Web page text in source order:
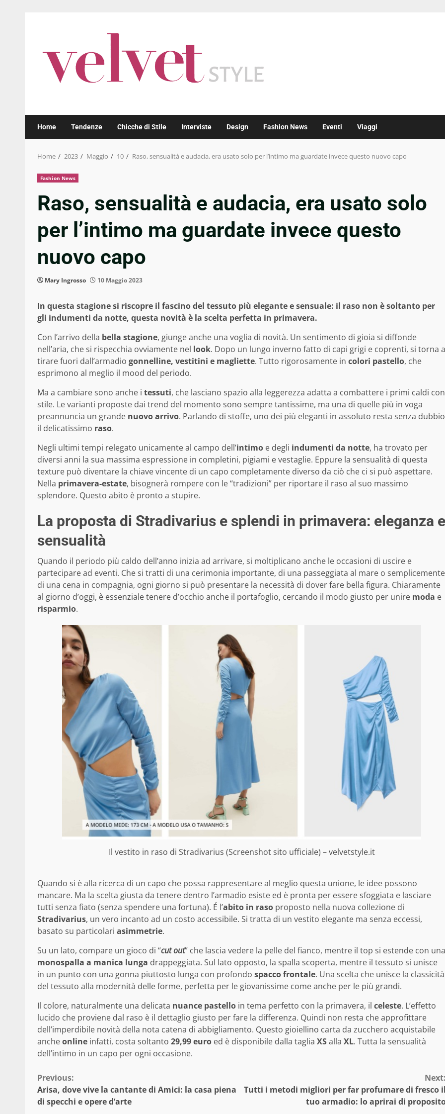
Home Tendenze Chicche di Stile Interviste Design Fashion News Eventi Viaggi
Home 2023 Maggio 10 Raso, sensualità e audacia, era usato solo per l’intimo ma guardate invece questo nuovo capo
Fashion News
Raso, sensualità e audacia, era usato solo
per l’intimo ma guardate invece questo
nuovo capo
Mary Ingrosso 10 Maggio 2023
In questa stagione si riscopre il fascino del tessuto più elegante e sensuale: il raso non è soltanto per
gli indumenti da notte, questa novità è la scelta perfetta in primavera.
Con l’arrivo della bella stagione, giunge anche una voglia di novità. Un sentimento di gioia si diffonde
nell’aria, che si rispecchia ovviamente nel look. Dopo un lungo inverno fatto di capi grigi e coprenti, si torna a
tirare fuori dall’armadio gonnelline, vestitini e magliette. Tutto rigorosamente in colori pastello, che
esprimono al meglio il mood del periodo.
Ma a cambiare sono anche i tessuti, che lasciano spazio alla leggerezza adatta a combattere i primi caldi con
stile. Le varianti proposte dai trend del momento sono sempre tantissime, ma una di quelle più in voga
preannuncia un grande nuovo arrivo. Parlando di stoffe, uno dei più eleganti in assoluto resta senza dubbio
il delicatissimo raso.
Negli ultimi tempi relegato unicamente al campo dell’intimo e degli indumenti da notte, ha trovato per
diversi anni la sua massima espressione in completini, pigiami e vestaglie. Eppure la sensualità di questa
texture può diventare la chiave vincente di un capo completamente diverso da ciò che ci si può aspettare.
Nella primavera-estate, bisognerà rompere con le “tradizioni” per riportare il raso al suo massimo
splendore. Questo abito è pronto a stupire.
La proposta di Stradivarius e splendi in primavera: eleganza e
sensualità
Quando il periodo più caldo dell’anno inizia ad arrivare, si moltiplicano anche le occasioni di uscire e
partecipare ad eventi. Che si tratti di una cerimonia importante, di una passeggiata al mare o semplicemente
di una cena in compagnia, ogni giorno si può presentare la necessità di dover fare bella figura. Chiaramente
al giorno d’oggi, è essenziale tenere d’occhio anche il portafoglio, cercando il modo giusto per unire moda e
risparmio.
Il vestito in raso di Stradivarius (Screenshot sito ufficiale) – velvetstyle.it
Quando si è alla ricerca di un capo che possa rappresentare al meglio questa unione, le idee possono
mancare. Ma la scelta giusta da tenere dentro l’armadio esiste ed è pronta per essere sfoggiata e lasciare
tutti senza fiato (senza spendere una fortuna). É l’abito in raso proposto nella nuova collezione di
Stradivarius, un vero incanto ad un costo accessibile. Si tratta di un vestito elegante ma senza eccessi,
basato su particolari asimmetrie.
Su un lato, compare un gioco di “cut out” che lascia vedere la pelle del fianco, mentre il top si estende con una
monospalla a manica lunga drappeggiata. Sul lato opposto, la spalla scoperta, mentre il tessuto si unisce
in un punto con una gonna piuttosto lunga con profondo spacco frontale. Una scelta che unisce la classicità
del tessuto alla modernità delle forme, perfetta per le giovanissime come anche per le più grandi.
Il colore, naturalmente una delicata nuance pastello in tema perfetto con la primavera, il celeste. L’effetto
lucido che proviene dal raso è il dettaglio giusto per fare la differenza. Quindi non resta che approfittare
dell’imperdibile novità della nota catena di abbigliamento. Questo gioiellino carta da zucchero acquistabile
ancheonline infatti, costa soltanto 29,99 euro ed è disponibile dalla taglia XSalla XL. Tutta la sensualità
dell’intimo in un capo per ogni occasione.
Continue
Reading
Previous:
Arisa, dove vive la cantante di Amici: la casa piena
di specchi e opere d’arte
Tutti i metodi migliori per far profumare di fresco
tuo armadio: lo aprirai di